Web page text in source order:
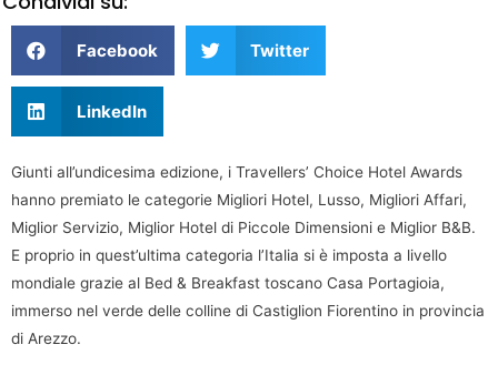
Facebook Twitter
LinkedIn
Giunti all’undicesima edizione, i Travellers’ Choice Hotel Awards
hanno premiato le categorie Migliori Hotel, Lusso, Migliori Affari,
Miglior Servizio, Miglior Hotel di Piccole Dimensioni e Miglior B&B.
E proprio in quest’ultima categoria l’Italia si è imposta a livello
mondiale grazie al Bed & Breakfast toscano Casa Portagioia,
immerso nel verde delle colline di Castiglion Fiorentino in provincia
di Arezzo.